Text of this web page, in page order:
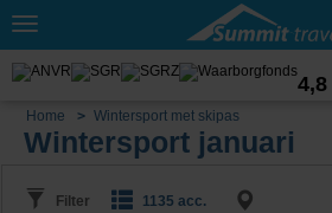
Toggle
4,8
Home Wintersport met skipas
Wintersport januari
Filter 1135 acc.